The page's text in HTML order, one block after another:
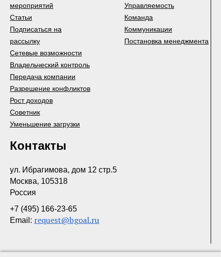
мероприятий
Статьи
Подписаться на
рассылку
Управляемость
Команда
Коммуникации
Постановка менеджмента
Сетевые возможности
Владельческий контроль
Передача компании
Разрешение конфликтов
Рост доходов
Советник
Уменьшение загрузки
Контакты
ул. Ибрагимова, дом 12 стр.5
Москва, 105318
Россия
+7 (495) 166-23-65
Email: request@bgoal.ru